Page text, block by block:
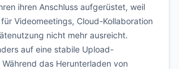
ihren Anschluss aufgerüstet, weil
Videomeetings, Cloud-Kollaboration
nicht mehr ausreicht.
auf eine stabile Upload-
das Herunterladen von